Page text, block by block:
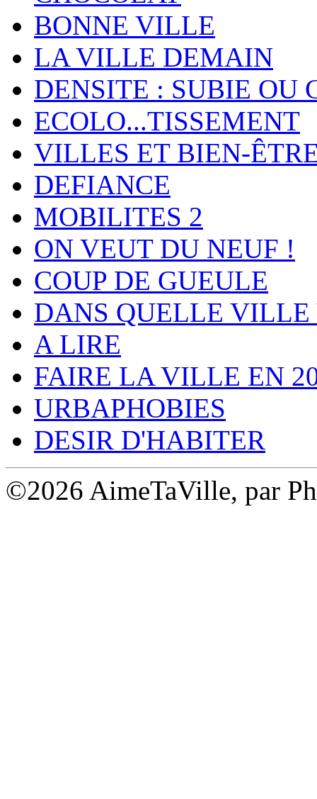
BONNE VILLE
LA VILLE DEMAIN
DENSITE : SUBIE OU
ECOLO...TISSEMENT
VILLES ET BIEN-
DEFIANCE
MOBILITES 2
ON VEUT DU NEUF !
COUP DE GUEULE
DANS QUELLE
A LIRE
FAIRE LA VILLE EN
URBAPHOBIES
DESIR D'HABITER
©2026 AimeTaVille, par